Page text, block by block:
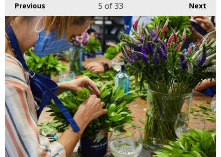
Previous Next
5 of 33